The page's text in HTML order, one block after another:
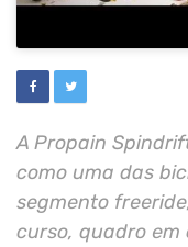
A Propain
como uma das
segmento
curso, quadro em